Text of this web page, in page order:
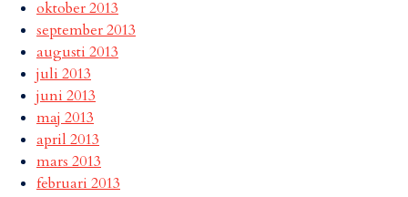
oktober 2013
september 2013
augusti 2013
juli 2013
juni 2013
maj 2013
april 2013
mars 2013
februari 2013